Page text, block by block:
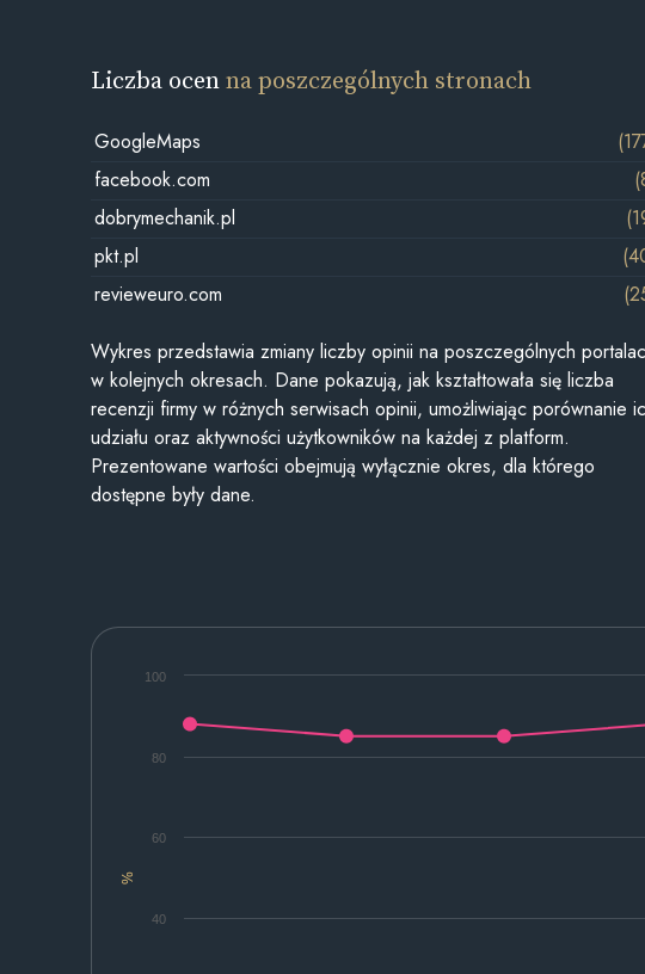
Liczba ocenna poszczególnych stronach
GoogleMaps
facebook.com
dobrymechanik.pl
pkt.pl
revieweuro.com
Wykres przedstawia zmiany liczby opinii na poszczególnych
w kolejnych okresach. Dane pokazują, jak kształtowała się liczba
recenzji firmy w różnych serwisach opinii, umożliwiając porównanie
udziału oraz aktywności użytkowników na każdej z platform.
Prezentowane wartości obejmują wyłącznie okres, dla którego
dostępne były dane.
%
40
60
80
100